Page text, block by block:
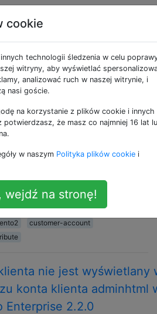
Tagi
atrybut klienta?
aby utworzyć
atrybut dla jednostki
2?
customer-account
nie jest wyświetlany
konta klienta adminhtml
Enterprise 2.2.0
cookie
technologii śledzenia w celu
witryny, aby wyświetlać
analizować ruch w naszej witrynie, i
nasi goście.
na korzystanie z plików cookie i innych
potwierdzasz, że masz co najmniej 16 lat
w naszym Polityka plików cookie i
wejdź na stronę!